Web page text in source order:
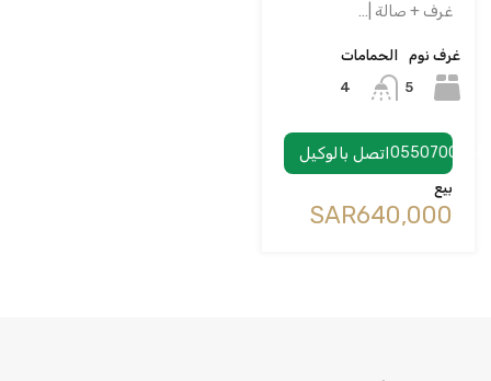
غرف + صالة |…
غرف نوم
5
الحمامات
4
اتصل بالوكيل 0550700748
بيع
‪SAR640,000